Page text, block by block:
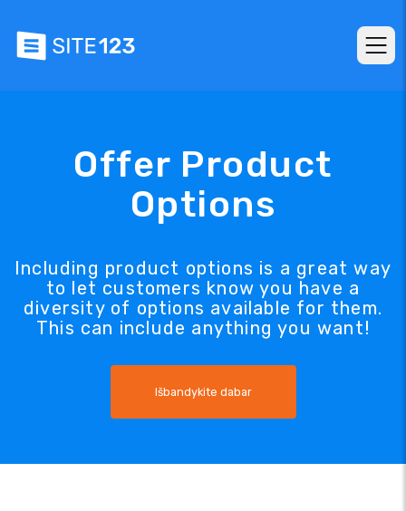
Offer Product
Options
Including product options is a great way
to let customers know you have a
diversity of options available for them.
This can include anything you want!
Išbandykite dabar